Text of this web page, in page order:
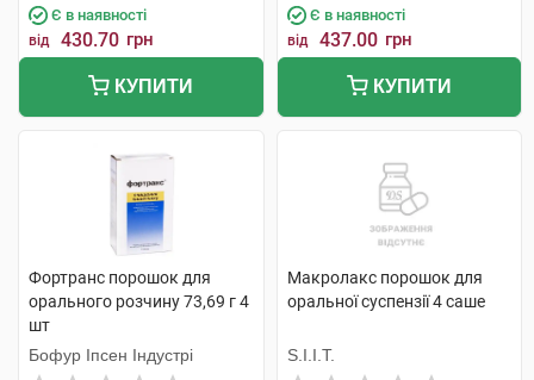
Є в наявності
від 430.70 грн
КУПИТИ
Є в наявності
від 437.00 грн
КУПИТИ
Фортранс порошок для
орального розчину 73,69 г 4
шт
Бофур Іпсен Індустрі
Макролакс порошок для
оральної суспензії 4 саше
S.I.I.T.